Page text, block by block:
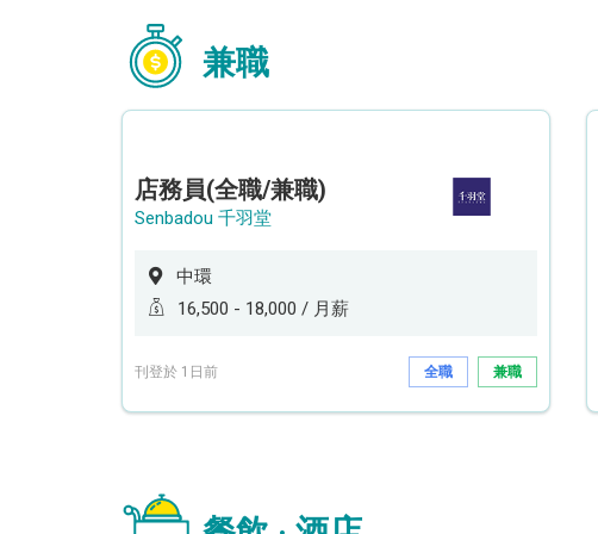
兼職
店務員(全職/兼職)
Senbadou 千羽堂
中環
16,500 - 18,000 / 月薪
刊登於 1日前 全職 兼職